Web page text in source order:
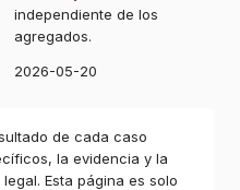
independiente de los
agregados.
2026-05-20
de cada caso
la evidencia y la
Esta página es solo